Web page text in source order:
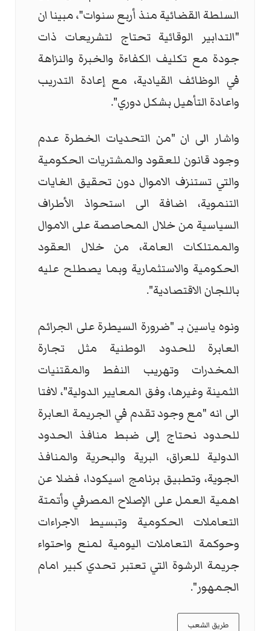
السلطة القضائية منذ أربع سنوات"، مبينا ان
"التدابير الوقائية تحتاج لتشريعات ذات
جودة مع تكليف الكفاءة والخبرة والنزاهة
في الوظائف القيادية، مع إعادة التدريب
واعادة التأهيل بشكل دوري".
واشار الى ان "من التحديات الخطرة عدم
وجود قانون للعقود والمشتريات الحكومية
والتي تستنزف الاموال دون تحقيق الغايات
التنموية، اضافة الى استحواذ الأطراف
السياسية من خلال المحاصصة على الاموال
والممتلكات العامة، من خلال العقود
الحكومية والاستثمارية وبما يصطلح عليه
باللجان الاقتصادية".
ونوه ياسين بـ "ضرورة السيطرة على الجرائم
العابرة للحدود الوطنية مثل تجارة
المخدرات وتهريب النفط والمقتنيات
الثمينة وغيرها، وفق المعايير الدولية"، لافتا
الى انه "مع وجود تقدم في الجريمة العابرة
للحدود نحتاج إلى ضبط منافذ الحدود
الدولية للعراق، البرية والبحرية والمنافذ
الجوية، وتطبيق برنامج اسيكودا، فضلا عن
اهمية العمل على الإصلاح المصرفي وأتمتة
التعاملات الحكومية وتبسيط الاجراءات
وحوكمة التعاملات اليومية لمنع واحتواء
جريمة الرشوة التي تعتبر تحدي كبير امام
الجمهور".
طريق الشعب